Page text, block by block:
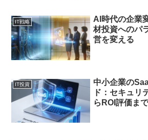
IT戦略
AI時代の企業
材投資へのパ
営を変える
IT投資
中小企業の
ド：セキュリ
らROI評価ま